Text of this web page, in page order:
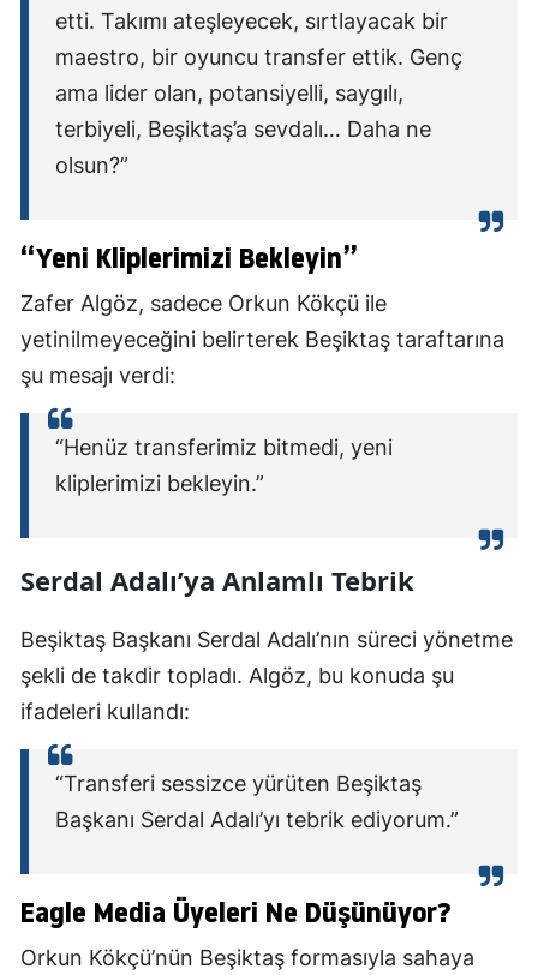
etti. Takımı ateşleyecek, sırtlayacak bir
maestro, bir oyuncu transfer ettik. Genç
ama lider olan, potansiyelli, saygılı,
terbiyeli, Beşiktaş’a sevdalı… Daha ne
olsun?”
“Yeni Kliplerimizi Bekleyin”
Zafer Algöz, sadece Orkun Kökçü ile
yetinilmeyeceğini belirterek Beşiktaş taraftarına
şu mesajı verdi:
“Henüz transferimiz bitmedi, yeni
kliplerimizi bekleyin.”
Serdal Adalı’ya Anlamlı Tebrik
Beşiktaş Başkanı Serdal Adalı’nın süreci yönetme
şekli de takdir topladı. Algöz, bu konuda şu
ifadeleri kullandı:
“Transferi sessizce yürüten Beşiktaş
Başkanı Serdal Adalı’yı tebrik ediyorum.”
Eagle Media Üyeleri Ne Düşünüyor?
Orkun Kökçü’nün Beşiktaş formasıyla sahaya